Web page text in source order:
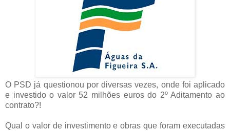
O PSD já questionou por diversas vezes, onde foi aplicado
e investido o valor 52 milhões euros do 2º Aditamento ao
contrato?!
Qual o valor de investimento e obras que foram executadas